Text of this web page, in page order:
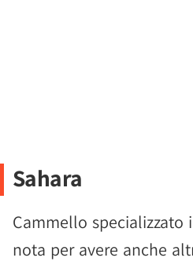
Sahara
Cammello specializzato
nota per avere anche